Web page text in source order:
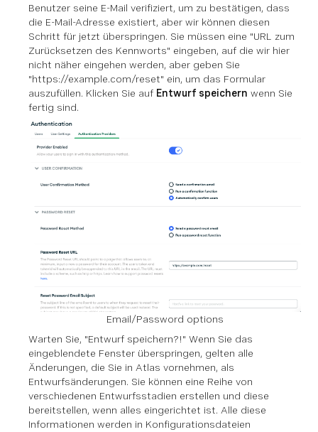
Benutzer seine E-Mail verifiziert, um zu bestätigen, dass
die E-Mail-Adresse existiert, aber wir können diesen
Schritt für jetzt überspringen. Sie müssen eine "URL zum
Zurücksetzen des Kennworts" eingeben, auf die wir hier
nicht näher eingehen werden, aber geben Sie
"https://example.com/reset" ein, um das Formular
auszufüllen. Klicken Sie auf Entwurf speichern wenn Sie
fertig sind.
Email/Password options
Warten Sie, "Entwurf speichern?!" Wenn Sie das
eingeblendete Fenster überspringen, gelten alle
Änderungen, die Sie in Atlas vornehmen, als
Entwurfsänderungen. Sie können eine Reihe von
verschiedenen Entwurfsstadien erstellen und diese
bereitstellen, wenn alles eingerichtet ist. Alle diese
Informationen werden in Konfigurationsdateien